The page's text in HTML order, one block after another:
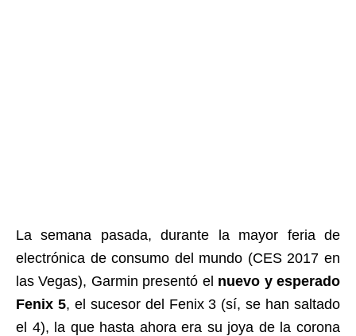
La semana pasada, durante la mayor feria de
electrónica de consumo del mundo (CES 2017 en
las Vegas), Garmin presentó el nuevo y esperado
Fenix 5, el sucesor del Fenix 3 (sí, se han saltado
el 4), la que hasta ahora era su joya de la corona